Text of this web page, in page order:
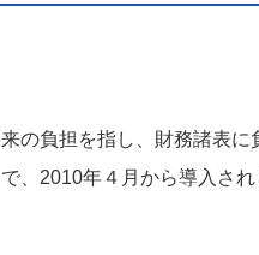
の負担を指し、財務諸表に
、2010年４月から導入され